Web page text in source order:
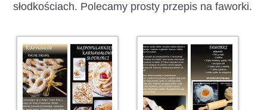
słodkościach. Polecamy prosty przepis na faworki.